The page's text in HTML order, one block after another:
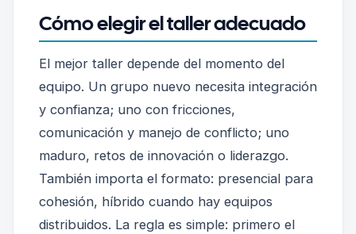
Cómo elegir el taller adecuado
El mejor taller depende del momento del
equipo. Un grupo nuevo necesita integración
y confianza; uno con fricciones,
comunicación y manejo de conflicto; uno
maduro, retos de innovación o liderazgo.
También importa el formato: presencial para
cohesión, híbrido cuando hay equipos
distribuidos. La regla es simple: primero el